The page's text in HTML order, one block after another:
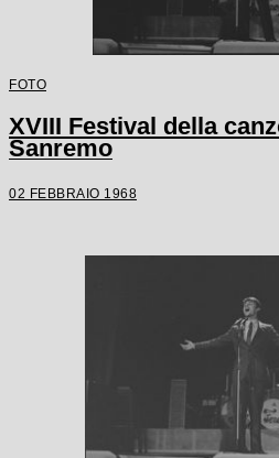
FOTO
XVIII Festival della
Sanremo
02 FEBBRAIO 1968